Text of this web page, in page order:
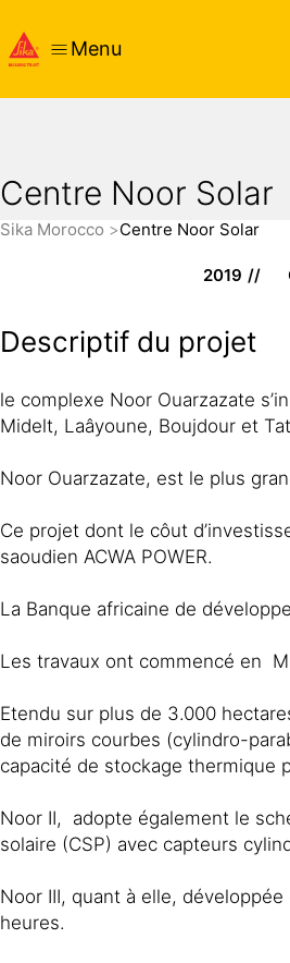
Menu
Centre Noor Solar
Sika Morocco Centre Noor Solar
2019
Descriptif du projet
le complexe Noor Ouarzazate
Midelt, Laâyoune, Boujdour et
Noor Ouarzazate, est le plus
Ce projet dont le côut
saoudien ACWA POWER.
La Banque africaine de
Les travaux ont commencé en
Etendu sur plus de 3.000
de miroirs courbes (cylindro-
capacité de stockage thermique
Noor II, adopte également le
solaire (CSP) avec capteurs
Noor III, quant à elle,
heures.